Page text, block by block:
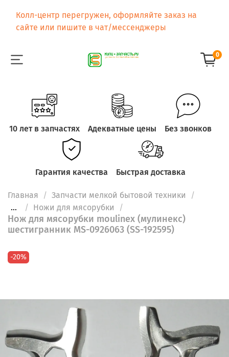
Колл-центр перегружен, оформляйте заказ на
сайте или пишите в чат/мессенджеры
0
10 лет в запчастях Адекватные цены Без звонков
Гарантия качества Быстрая доставка
Главная
Запчасти мелкой бытовой техники
...
Ножи для мясорубки
Нож для мясорубки moulinex (мулинекс)
шестигранник MS-0926063 (SS-192595)
-20%